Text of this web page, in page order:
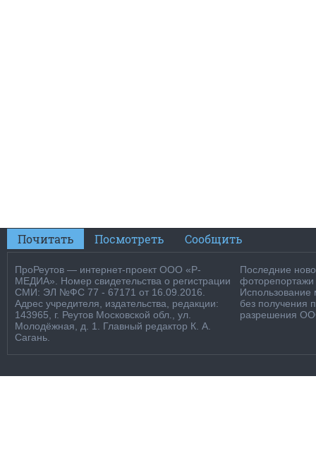
Почитать Посмотреть Сообщить
ПроРеутов — интернет-проект ООО «Р-
МЕДИА». Номер свидетельства о регистрации
СМИ: ЭЛ №ФС 77 - 67171 от 16.09.2016.
Адрес учредителя, издательства, редакции:
143965, г. Реутов Московской обл., ул.
Молодёжная, д. 1. Главный редактор К. А.
Сагань.
Последние
фоторепортажи
Использование
без получения
разрешения